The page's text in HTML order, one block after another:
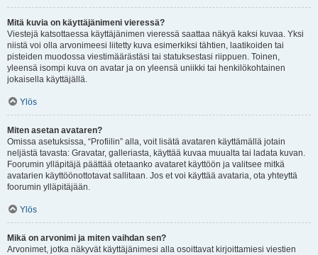
Mitä kuvia on käyttäjänimeni vieressä?
Viestejä katsottaessa käyttäjänimen vieressä saattaa näkyä kaksi kuvaa. Yksi
niistä voi olla arvonimeesi liitetty kuva esimerkiksi tähtien, laatikoiden tai
pisteiden muodossa viestimäärästäsi tai statuksestasi riippuen. Toinen,
yleensä isompi kuva on avatar ja on yleensä uniikki tai henkilökohtainen
jokaisella käyttäjällä.
Ylös
Miten asetan avataren?
Omissa asetuksissa, “Profiilin” alla, voit lisätä avataren käyttämällä jotain
neljästä tavasta: Gravatar, galleriasta, käyttää kuvaa muualta tai ladata kuvan.
Foorumin ylläpitäjä päättää otetaanko avataret käyttöön ja valitsee mitkä
avatarien käyttöönottotavat sallitaan. Jos et voi käyttää avataria, ota yhteyttä
foorumin ylläpitäjään.
Ylös
Mikä on arvonimi ja miten vaihdan sen?
Arvonimet, jotka näkyvät käyttäjänimesi alla osoittavat kirjoittamiesi viestien